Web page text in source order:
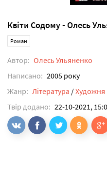
Квiти Содому - Олесь
Роман
Автор: Олесь Ульяненко
Написано: 2005 року
Жанр: Література /Художня
Твір додано: 22-10-2021,